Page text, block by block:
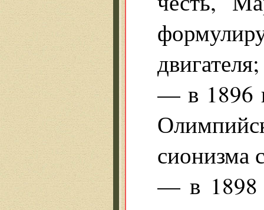
двигателя;
— в 1896
сионизма
— в 1898